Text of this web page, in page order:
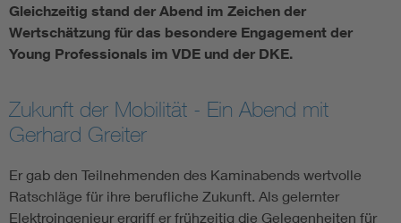
Gleichzeitig stand der Abend im Zeichen der
Wertschätzung für das besondere Engagement der
Young Professionals im VDE und der DKE.
Zukunft der Mobilität - Ein Abend mit
Gerhard Greiter
Er gab den Teilnehmenden des Kaminabends wertvolle
Ratschläge für ihre berufliche Zukunft. Als gelernter
Elektroingenieur ergriff er frühzeitig die Gelegenheiten für